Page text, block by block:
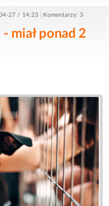
27 / 14:23 Komentarzy: 3
miał ponad 2